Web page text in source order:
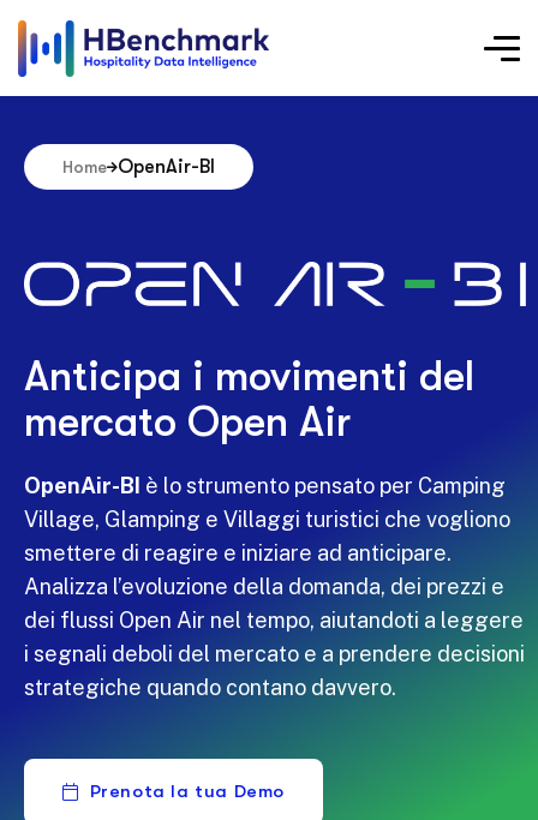
Home OpenAir-BI
Anticipa i movimenti del
mercato Open Air
OpenAir-BI è lo strumento pensato per Camping
Village, Glamping e Villaggi turistici che vogliono
smettere di reagire e iniziare ad anticipare.
Analizza l’evoluzione della domanda, dei prezzi e
dei flussi Open Air nel tempo, aiutandoti a leggere
i segnali deboli del mercato e a prendere decisioni
strategiche quando contano davvero.
Prenota la tua Demo